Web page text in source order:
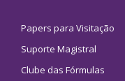
Papers para Visitação
Suporte Magistral
Clube das Fórmulas